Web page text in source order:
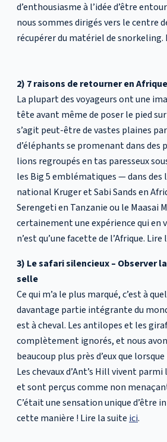
d’enthousiasme à l’idée d’être
nous sommes dirigés vers le centre
récupérer du matériel de snorkeling.
2) 7 raisons de retourner en Afrique
La plupart des voyageurs ont une
tête avant même de poser le pied
s’agit peut-être de vastes plaines
d’éléphants se promenant dans des
lions regroupés en tas paresseux
les Big 5 emblématiques — dans des
national Kruger et Sabi Sands en
Serengeti en Tanzanie ou le Maasai
certainement une expérience qui en
n’est qu’une facette de l’Afrique. Lire
3) Le safari silencieux – Observer
selle
Ce qui m’a le plus marqué, c’est à
davantage partie intégrante du
est à cheval. Les antilopes et les
complètement ignorés, et nous
beaucoup plus près d’eux que
Les chevaux d’Ant’s Hill vivent
et sont perçus comme non
C’était une sensation unique d’être
cette manière ! Lire la suite ici.